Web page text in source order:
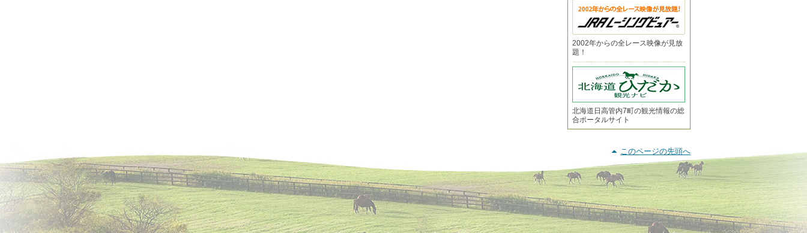
2002年からの全レース映像が見放
題！
北海道日高管内7町の観光情報の総
合ポータルサイト
このページの先頭へ